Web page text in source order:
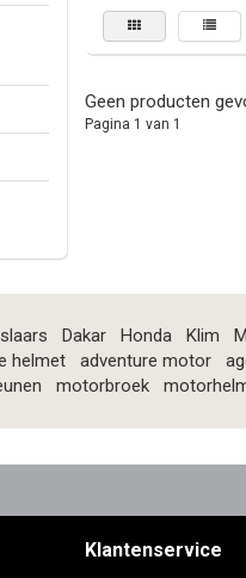
Geen producten
Pagina 1 van 1
Dakar Honda Klim
helmet adventure motor
motorbroek
Klantenservice